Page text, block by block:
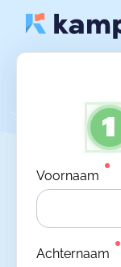
1
Voornaam
Achternaam